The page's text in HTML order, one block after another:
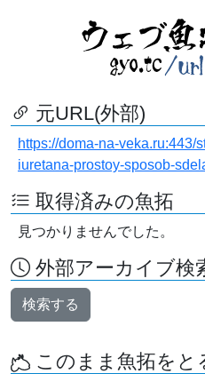
元URL(外部)
https://doma-na-veka.ru:443/
iuretana-prostoy-sposob-
取得済みの魚拓
見つかりませんでした。
外部アーカイブ検
検索する
このまま魚拓をと